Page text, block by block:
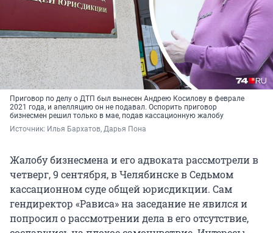
Приговор по делу о ДТП был вынесен Андрею Косилову в феврале
2021 года, и апелляцию он не подавал. Оспорить приговор
бизнесмен решил только в мае, подав кассационную жалобу
Источник: Илья Бархатов, Дарья Пона
Жалобу бизнесмена и его адвоката рассмотрели в
четверг, 9 сентября, в Челябинске в Седьмом
кассационном суде общей юрисдикции. Сам
гендиректор «Рависа» на заседание не явился и
попросил о рассмотрении дела в его отсутствие,